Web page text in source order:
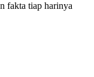
fakta tiap harinya